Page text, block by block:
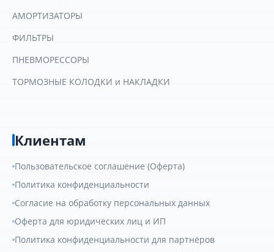
АМОРТИЗАТОРЫ
ФИЛЬТРЫ
ПНЕВМОРЕССОРЫ
ТОРМОЗНЫЕ КОЛОДКИ и НАКЛАДКИ
Клиентам
Пользовательское соглашение (Оферта)
Политика конфиденциальности
Согласие на обработку персональных данных
Оферта для юридических лиц и ИП
Политика конфиденциальности для партнёров